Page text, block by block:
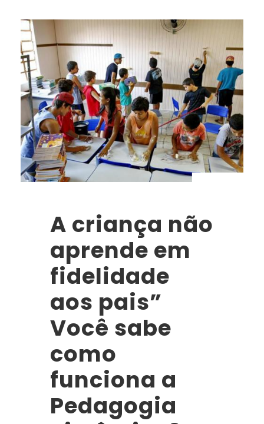
A criança não
aprende em
fidelidade
aos pais”
Você sabe
como
funciona a
Pedagogia